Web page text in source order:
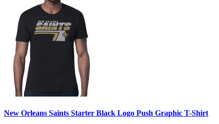
New Orleans Saints Starter Black Logo Push Graphic T-Shirt